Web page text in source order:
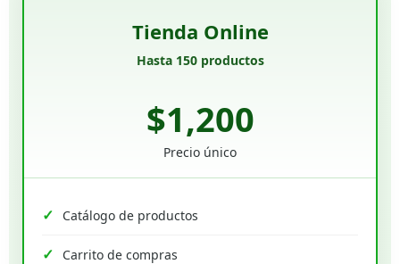
Tienda Online
Hasta 150 productos
$1,200
Precio único
Catálogo de productos
Carrito de compras